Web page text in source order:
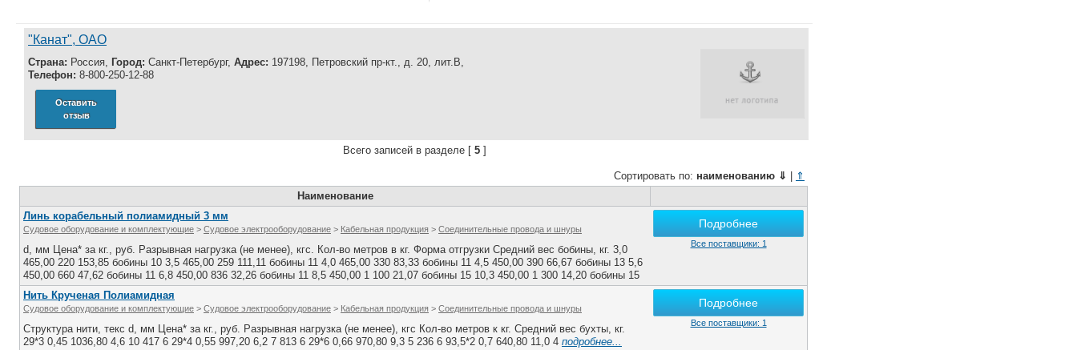
"Канат", ОАО
Страна: Россия, Город: Санкт-Петербург, Адрес: 197198, Петровский пр-кт., д. 20, лит.В,
Телефон: 8-800-250-12-88
Оставить
отзыв
Всего записей в разделе [ 5]
Сортировать по: наименованию ⇓
⇑
Наименование
Линь корабельный полиамидный 3 мм
Судовое оборудование и комплектующие > Судовое электрооборудование > Кабельная продукция > Соединительные провода и шнуры
d, мм Цена* за кг., руб. Разрывная нагрузка (не менее), кгс. Кол-во метров в кг. Форма отгрузки Средний вес бобины, кг. 3,0
465,00 220 153,85 бобины 10 3,5 465,00 259 111,11 бобины 11 4,0 465,00 330 83,33 бобины 11 4,5 450,00 390 66,67 бобины 13 5,6
450,00 660 47,62 бобины 11 6,8 450,00 836 32,26 бобины 11 8,5 450,00 1 100 21,07 бобины 15 10,3 450,00 1 300 14,20 бобины 15
Подробнее
Все поставщики: 1
Нить Крученая Полиамидная
Судовое оборудование и комплектующие > Судовое электрооборудование > Кабельная продукция > Соединительные провода и шнуры
Структура нити, текс d, мм Цена* за кг., руб. Разрывная нагрузка (не менее), кгс Кол-во метров к кг. Средний вес бухты, кг.
29*3 0,45 1036,80 4,6 10 417 6 29*4 0,55 997,20 6,2 7 813 6 29*6 0,66 970,80 9,3 5 236 6 93,5*2 0,7 640,80 11,0 4 подробнее...
Подробнее
Все поставщики: 1